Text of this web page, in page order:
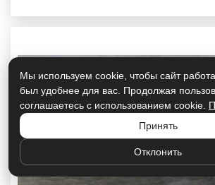
Мы используем cookie, чтобы сайт
был удобнее для вас. Продолжая
соглашаетесь с использованием cookie.
Принять
Отклонить